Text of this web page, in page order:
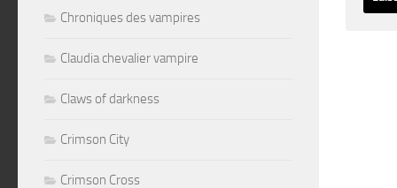
Chroniques des vampires
Claudia chevalier vampire
Claws of darkness
Crimson City
Crimson Cross